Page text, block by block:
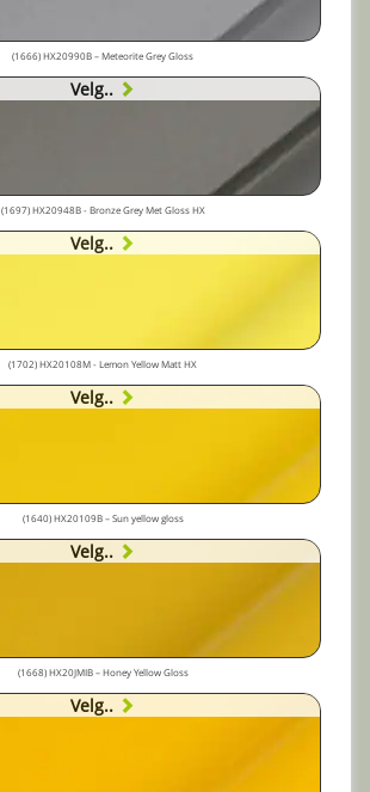
(1666) HX20990B – Meteorite Grey Gloss
Velg..
(1697) HX20948B - Bronze Grey Met Gloss HX
Velg..
(1702) HX20108M - Lemon Yellow Matt HX
Velg..
(1640) HX20109B – Sun yellow gloss
Velg..
(1668) HX20JMIB – Honey Yellow Gloss
Velg..